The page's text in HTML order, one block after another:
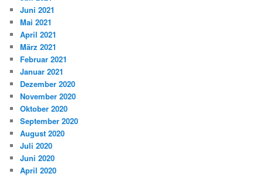
Juni 2021
Mai 2021
April 2021
März 2021
Februar 2021
Januar 2021
Dezember 2020
November 2020
Oktober 2020
September 2020
August 2020
Juli 2020
Juni 2020
April 2020